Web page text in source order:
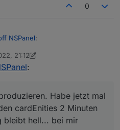
0
NSPanel:
bisher nur den Typ
aus dem "Standby"
Touch, fängt der Timer an
cardEnities 2 Minuten lang
hell... bei mir
21:12
:
Habe jetzt mal
cardEnities 2 Minuten
bleibt hell... bei mir